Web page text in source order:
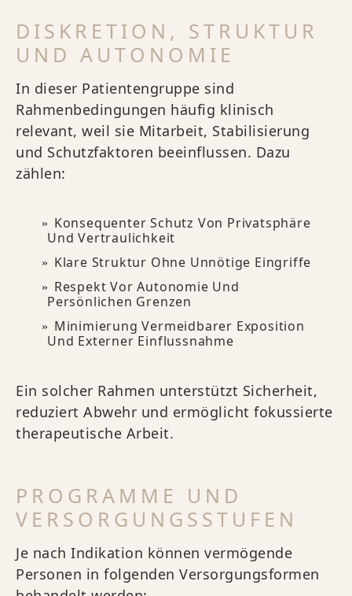
DISKRETION, STRUKTUR
UND AUTONOMIE
In dieser Patientengruppe sind
Rahmenbedingungen häufig klinisch
relevant, weil sie Mitarbeit, Stabilisierung
und Schutzfaktoren beeinflussen. Dazu
zählen:
Konsequenter Schutz Von Privatsphäre
Und Vertraulichkeit
Klare Struktur Ohne Unnötige Eingriffe
Respekt Vor Autonomie Und
Persönlichen Grenzen
Minimierung Vermeidbarer Exposition
Und Externer Einflussnahme
Ein solcher Rahmen unterstützt Sicherheit,
reduziert Abwehr und ermöglicht fokussierte
therapeutische Arbeit.
PROGRAMME UND
VERSORGUNGSSTUFEN
Je nach Indikation können vermögende
Personen in folgenden Versorgungsformen